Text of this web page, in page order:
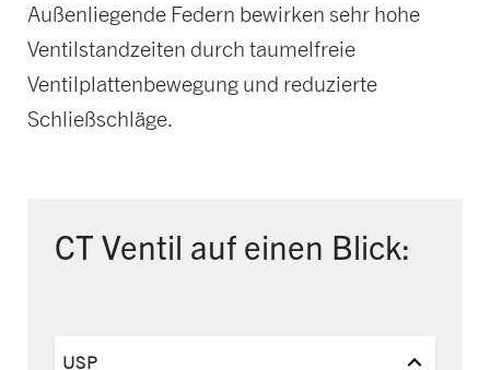
Außenliegende Federn bewirken sehr hohe
Ventilstandzeiten durch taumelfreie
Ventilplattenbewegung und reduzierte
Schließschläge.
CT Ventil auf einen Blick:
USP